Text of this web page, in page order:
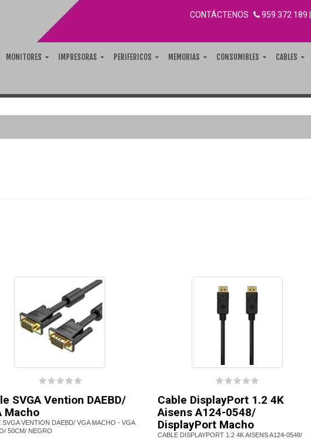
CONTÁCTENOS 959 372 189
MONITORES IMPRESORAS PERIFERICOS MEMORIAS CONSUMIBLES CABLES
SVGA Vention DAEBD/
Macho
SVGA VENTION DAEBD/ VGA MACHO - VGA
50CM/ NEGRO
Cable DisplayPort 1.2 4K
Aisens A124-0548/
DisplayPort Macho
CABLE DISPLAYPORT 1.2 4K AISENS A124-0548/